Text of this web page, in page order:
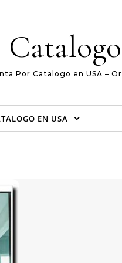
Por Catalogo en USA –
EN USA